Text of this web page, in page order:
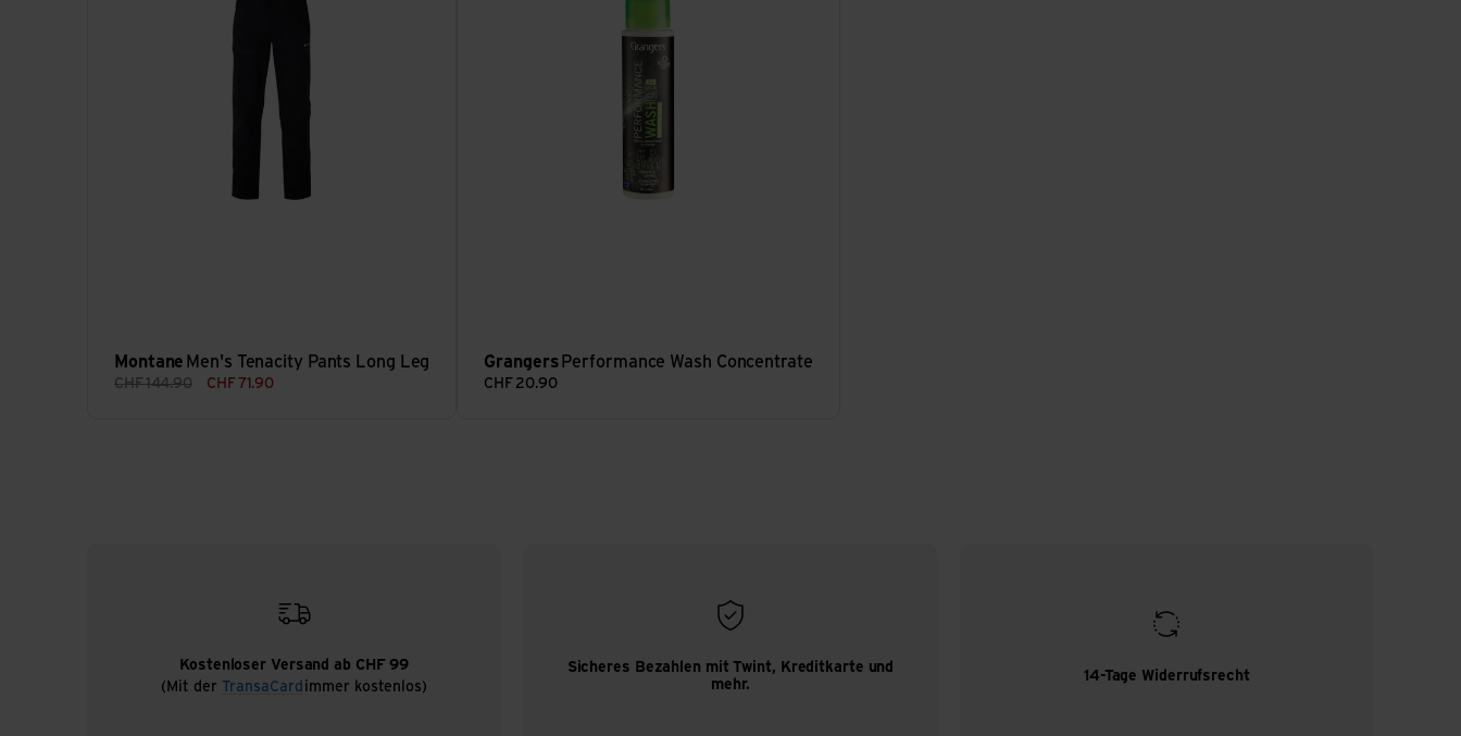
Montane Men's Tenacity Pants Long Leg
CHF144.90 CHF71.90
Grangers Performance Wash Concentrate
CHF 20.90
Kostenloser Versand ab CHF 99
(Mit der TransaCard immer kostenlos)
Sicheres Bezahlen mit Twint, Kreditkarte und
mehr.
14-Tage Widerrufsrecht